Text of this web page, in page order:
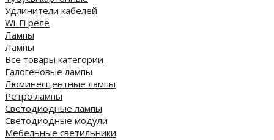
Удлинители кабелей
Wi-Fi реле
Лампы
Лампы
Все товары категории
Галогеновые лампы
Люминесцентные лампы
Ретро лампы
Светодиодные лампы
Светодиодные модули
Мебельные светильники